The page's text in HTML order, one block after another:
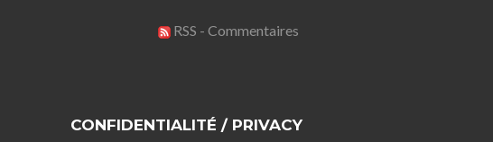
RSS - Commentaires
CONFIDENTIALITÉ / PRIVACY